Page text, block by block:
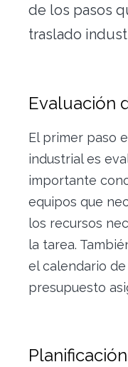
Contacto
Alquiler vacacional
de los pasos
traslado
Evaluación
El primer paso
industrial es
importante
equipos que
los recursos
la tarea.
el calendario
presupuesto
Planificación